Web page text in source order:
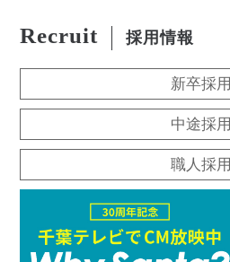
Recruit 採用情報
新卒採用
中途採用
職人採用